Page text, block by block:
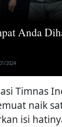
Anda
2024
Timnas
naik
isi